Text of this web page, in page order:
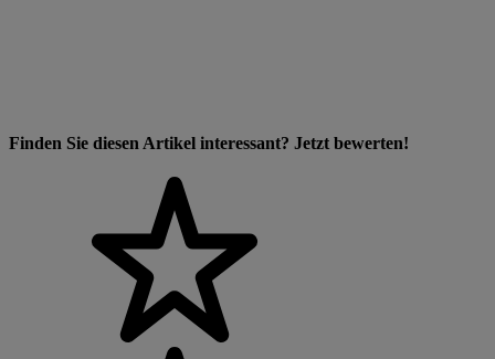
Finden Sie diesen Artikel interessant? Jetzt bewerten!